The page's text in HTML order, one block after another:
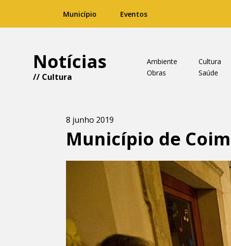
Município Eventos
Notícias
// Cultura
Ambiente Cultura
Obras
Saúde
8 junho 2019
Município de